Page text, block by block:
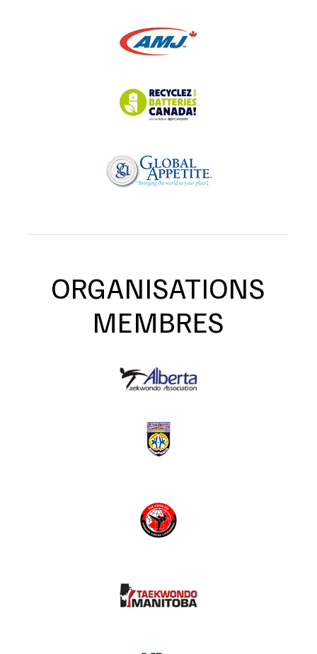
ORGANISATIONS
MEMBRES